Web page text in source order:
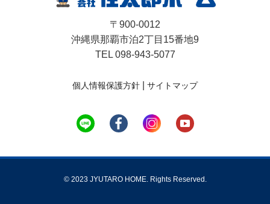
〒900-0012
沖縄県那覇市泊2丁目15番地9
TEL 098-943-5077
個人情報保護方針 サイトマップ
© 2023 JYUTARO HOME. Rights Reserved.